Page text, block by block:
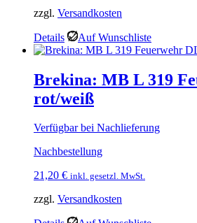
zzgl. Versandkosten
Details Auf Wunschliste
Brekina: MB L 319
rot/weiß
Verfügbar bei Nachlieferung
Nachbestellung
21,20 € inkl. gesetzl. MwSt.
zzgl. Versandkosten